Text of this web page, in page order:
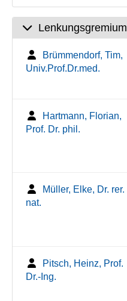
Lenkungsgremium
Brümmendorf, Tim,
Univ.Prof.Dr.med.
Hartmann, Florian,
Prof. Dr. phil.
Müller, Elke, Dr. rer.
nat.
Pitsch, Heinz, Prof.
Dr.-Ing.